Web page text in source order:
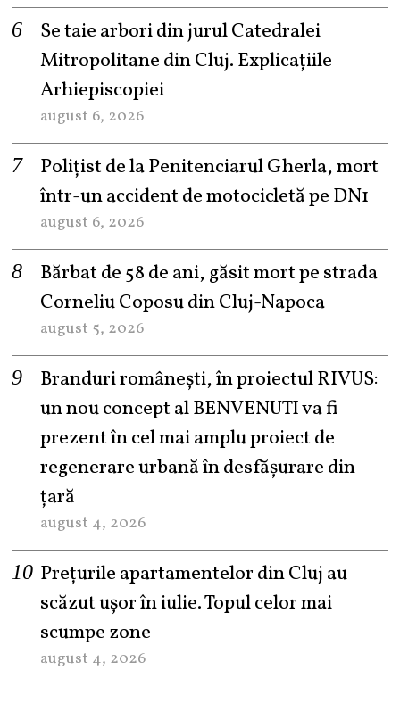
Se taie arbori din jurul Catedralei
Mitropolitane din Cluj. Explicațiile
Arhiepiscopiei
august 6, 2026
Polițist de la Penitenciarul Gherla, mort
într-un accident de motocicletă pe DN1
august 6, 2026
Bărbat de 58 de ani, găsit mort pe strada
Corneliu Coposu din Cluj-Napoca
august 5, 2026
Branduri românești, în proiectul RIVUS:
un nou concept al BENVENUTI va fi
prezent în cel mai amplu proiect de
regenerare urbană în desfășurare din
țară
august 4, 2026
Prețurile apartamentelor din Cluj au
scăzut ușor în iulie. Topul celor mai
scumpe zone
august 4, 2026